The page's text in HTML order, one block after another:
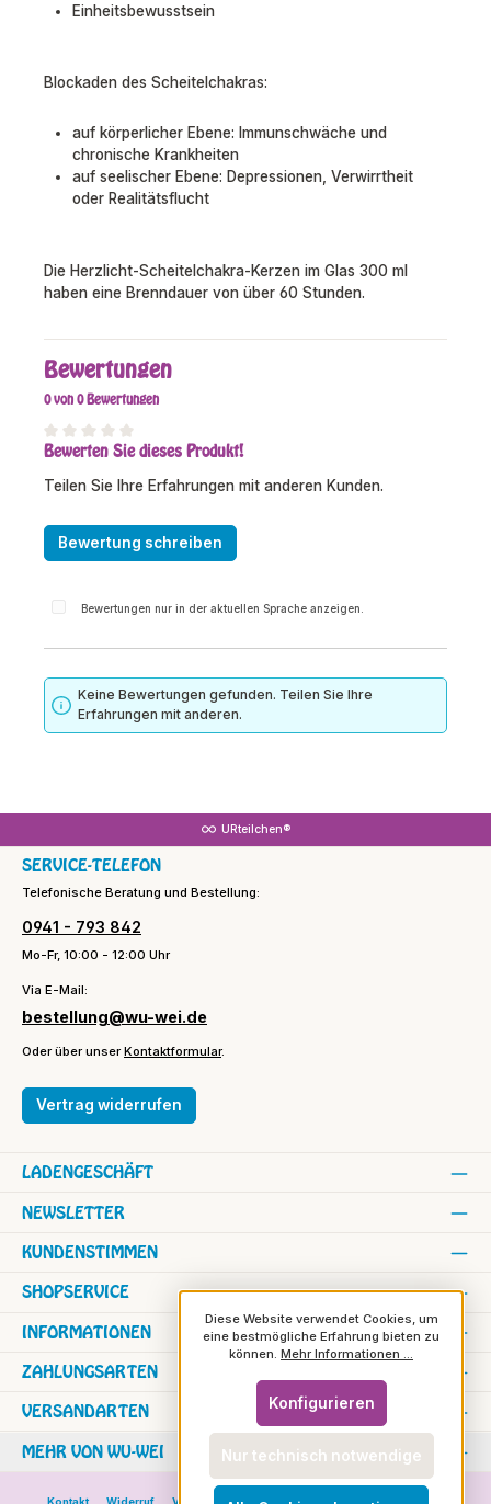
Einheitsbewusstsein
Blockaden des Scheitelchakras:
auf körperlicher Ebene: Immunschwäche und
chronische Krankheiten
auf seelischer Ebene: Depressionen, Verwirrtheit
oder Realitätsflucht
Die Herzlicht-Scheitelchakra-Kerzen im Glas 300 ml
haben eine Brenndauer von über 60 Stunden.
Bewertungen
0 von 0 Bewertungen
Durchschnittliche Bewertung von 0 von 5 Sternen
Bewerten Sie dieses Produkt!
Teilen Sie Ihre Erfahrungen mit anderen Kunden.
Bewertung schreiben
Bewertungen nur in der aktuellen Sprache anzeigen.
Keine Bewertungen gefunden. Teilen Sie Ihre
Erfahrungen mit anderen.
URteilchen®
SERVICE-TELEFON
Telefonische Beratung und Bestellung:
0941 - 793 842
Mo-Fr, 10:00 - 12:00 Uhr
Via E-Mail:
bestellung@wu-wei.de
Oder über unserKontaktformular.
Vertrag widerrufen
SHOPSERVICE
INFORMATIONEN
NEWSLETTER
KUNDENSTIMMEN
LADENGESCHÄFT
ZAHLUNGSARTEN
VERSANDARTEN
MEHR VON WU-WEI
Kontakt Widerruf Versand und Zahlung Versand in die Schweiz
Diese Website verwendet Cookies, um
eine bestmögliche Erfahrung bieten zu
können. Mehr Informationen ...
Nur technisch notwendige
Konfigurieren